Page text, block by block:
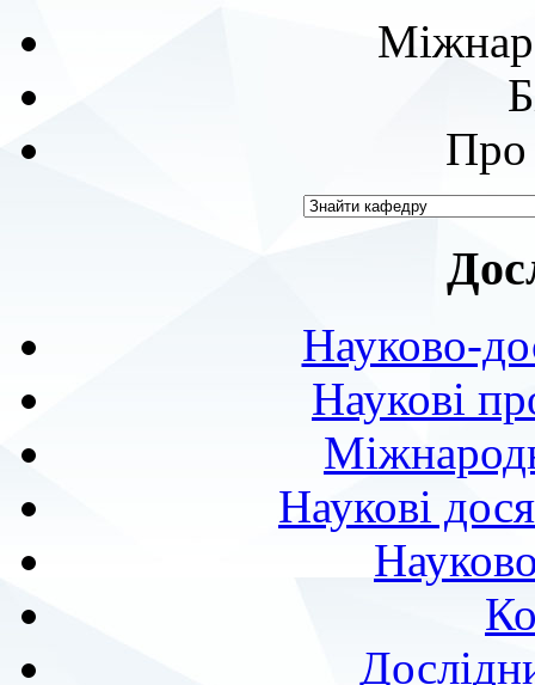
Про
Науково-
Наукові
Наукові